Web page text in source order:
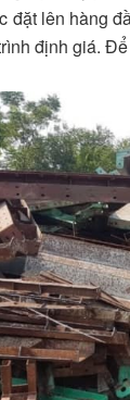
đặt lên hàng
định giá.